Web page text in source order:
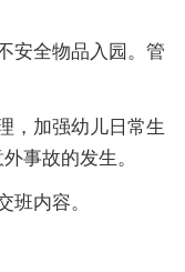
安全物品入园。管
，加强幼儿日常生
事故的发生。
班内容。